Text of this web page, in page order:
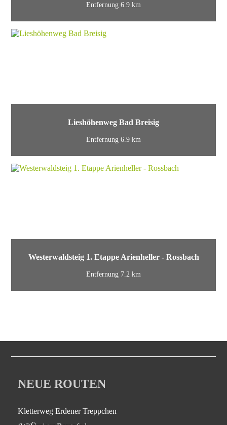
Entfernung 6.9 km
Lieshöhenweg Bad Breisig
Entfernung 6.9 km
Westerwaldsteig 1. Etappe Arienheller - Rossbach
Entfernung 7.2 km
NEUE ROUTEN
Kletterweg Erdener Treppchen